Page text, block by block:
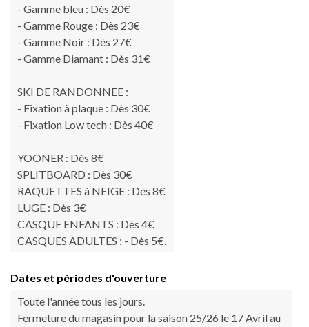
- Gamme bleu : Dès 20€
- Gamme Rouge : Dès 23€
- Gamme Noir : Dès 27€
- Gamme Diamant : Dès 31€
SKI DE RANDONNEE :
- Fixation à plaque : Dès 30€
- Fixation Low tech : Dès 40€
YOONER : Dès 8€
SPLITBOARD : Dès 30€
RAQUETTES à NEIGE : Dès 8€
LUGE : Dès 3€
CASQUE ENFANTS : Dès 4€
CASQUES ADULTES : - Dès 5€.
Dates et périodes d'ouverture
Toute l'année tous les jours.
Fermeture du magasin pour la saison 25/26 le 17 Avril au